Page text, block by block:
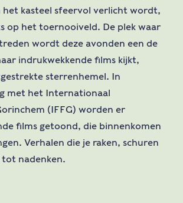
het kasteel sfeervol verlicht wordt,
op het toernooiveld. De plek waar
wordt deze avonden een de
indrukwekkende films kijkt,
sterrenhemel. In
met het Internationaal
(IFFG) worden er
films getoond, die binnenkomen
Verhalen die je raken, schuren
nadenken.